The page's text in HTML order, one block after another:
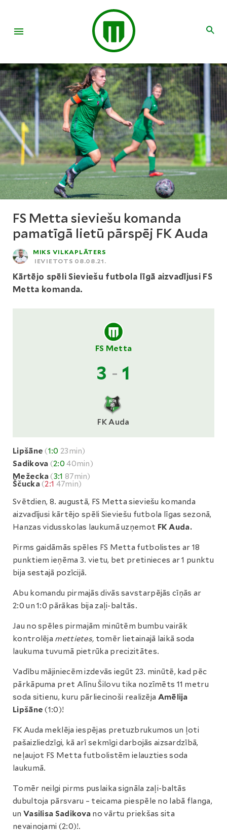
FS Metta sieviešu komanda
pamatīgā lietū pārspēj FK Auda
MIKS VILKAPLĀTERS
IEVIETOTS 08.08.21.
Kārtējo spēli Sieviešu futbola līgā aizvadījusi FS
Metta komanda.
FS Metta
3 - 1
FK Auda
Lipšāne(1:0 23min)
Sadikova (2:0 40min)
Mežecka(3:1 87min)
Ščucka(2:1 47min)
Svētdien, 8. augustā, FS Metta sieviešu komanda
aizvadījusi kārtējo spēli Sieviešu futbola līgas sezonā,
Hanzas vidusskolas laukumā uzņemot FK Auda.
Pirms gaidāmās spēles FS Metta futbolistes ar 18
punktiem ieņēma 3. vietu, bet pretinieces ar 1 punktu
bija sestajā pozīcijā.
Abu komandu pirmajās divās savstarpējās cīņās ar
2:0 un 1:0 pārākas bija zaļi-baltās.
Jau no spēles pirmajām minūtēm bumbu vairāk
kontrolēja mettietes, tomēr lietainajā laikā soda
laukuma tuvumā pietrūka precizitātes.
Vadību mājiniecēm izdevās iegūt 23. minūtē, kad pēc
pārkāpuma pret Alīnu Šilovu tika nozīmēts 11 metru
soda sitienu, kuru pārliecinoši realizēja Amēlija
Lipšāne (1:0)!
FK Auda meklēja iespējas pretuzbrukumos un ļoti
pašaizliedzīgi, kā arī sekmīgi darbojās aizsardzībā,
neļaujot FS Metta futbolistēm ielauzties soda
laukumā.
Tomēr neilgi pirms puslaika signāla zaļi-baltās
dubultoja pārsvaru – teicama piespēle no labā flanga,
un Vasilisa Sadikova no vārtu priekšas sita
nevainojami (2:0)!.